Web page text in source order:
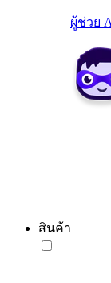
ผู้ช่วย
สินค้า